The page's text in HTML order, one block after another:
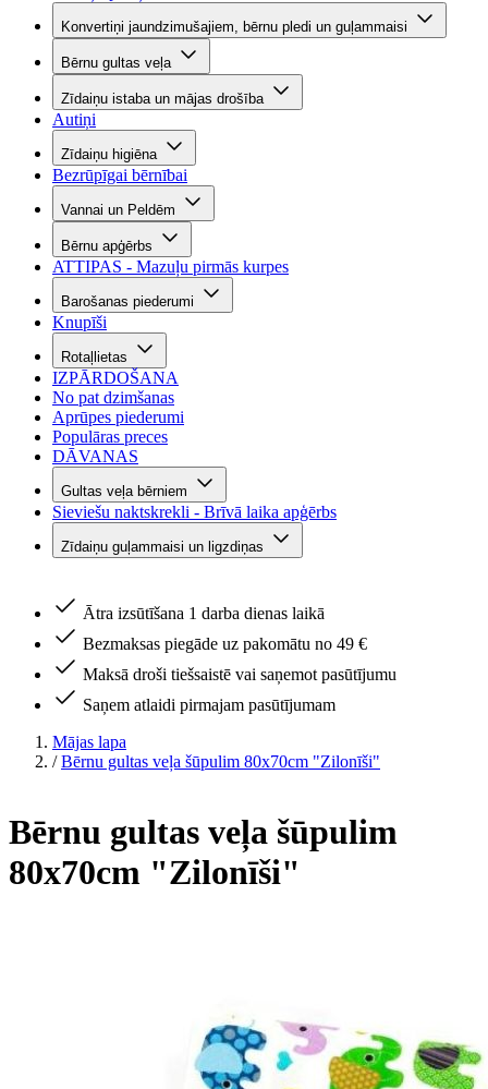
Konvertiņi jaundzimušajiem, bērnu pledi un guļammaisi
Bērnu gultas veļa
Zīdaiņu istaba un mājas drošība
Autiņi
Zīdaiņu higiēna
Bezrūpīgai bērnībai
Vannai un Peldēm
Bērnu apģērbs
ATTIPAS - Mazuļu pirmās kurpes
Barošanas piederumi
Knupīši
Rotaļlietas
IZPĀRDOŠANA
No pat dzimšanas
Aprūpes piederumi
Populāras preces
DĀVANAS
Gultas veļa bērniem
Sieviešu naktskrekli - Brīvā laika apģērbs
Zīdaiņu guļammaisi un ligzdiņas
Ātra izsūtīšana 1 darba dienas laikā
Bezmaksas piegāde uz pakomātu no 49 €
Maksā droši tiešsaistē vai saņemot pasūtījumu
Saņem atlaidi pirmajam pasūtījumam
Mājas lapa
/ Bērnu gultas veļa šūpulim 80x70cm "Zilonīši"
Bērnu gultas veļa šūpulim
80x70cm "Zilonīši"